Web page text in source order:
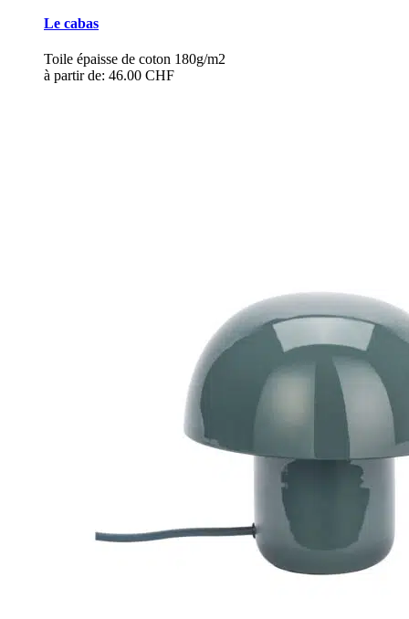
Le cabas
Toile épaisse de coton 180g/m2
à partir de: 46.00 CHF